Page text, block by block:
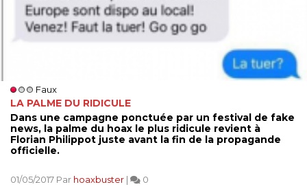
Faux
LA PALME DU RIDICULE
Dans une campagne ponctuée par un festival de fake
news, la palme du hoax le plus ridicule revient à
Florian Philippot juste avant la fin de la propagande
officielle.
01/05/2017 Par hoaxbuster | 0